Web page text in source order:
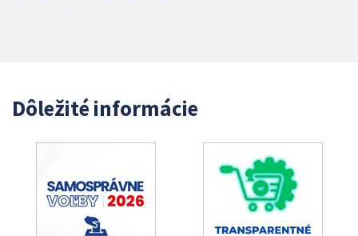
Dôležité informácie